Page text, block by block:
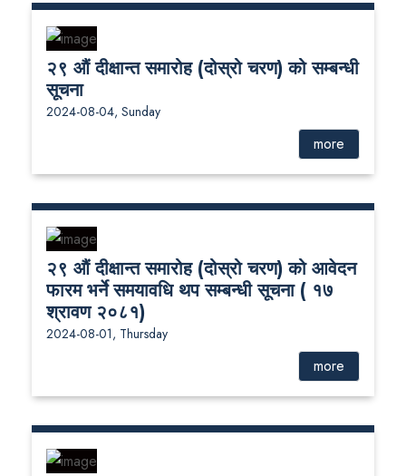
२९ औं दीक्षान्त समारोह (दोस्रो चरण) को सम्बन्धी
सूचना
2024-08-04, Sunday
more
२९ औं दीक्षान्त समारोह (दोस्रो चरण) को आवेदन
फारम भर्ने समयावधि थप सम्बन्धी सूचना ( १७
श्रावण २०८१)
2024-08-01, Thursday
more